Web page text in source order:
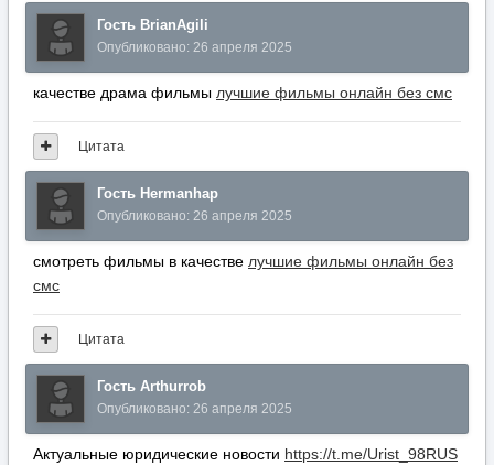
Гость BrianAgili
Опубликовано: 26 апреля 2025
качестве драма фильмы лучшие фильмы онлайн без смс
Цитата
Гость Hermanhap
Опубликовано: 26 апреля 2025
смотреть фильмы в качестве лучшие фильмы онлайн без
смс
Цитата
Гость Arthurrob
Опубликовано: 26 апреля 2025
Актуальные юридические новости https://t.me/Urist_98RUS